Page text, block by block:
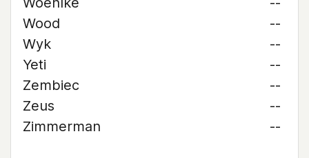
Wood
--
Wyk
--
Yeti
--
Zembiec
--
Zeus
--
Zimmerman
--